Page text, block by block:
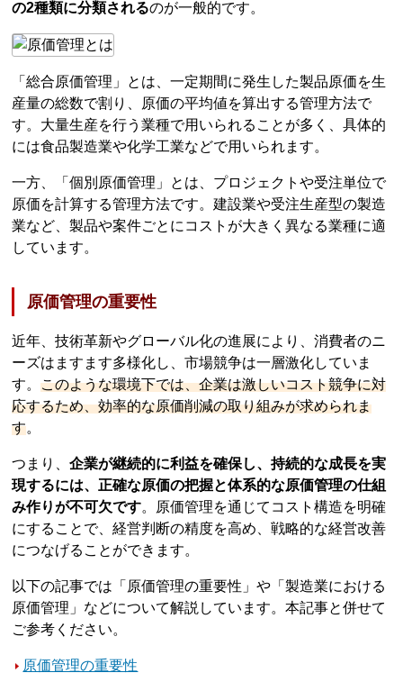
の2種類に分類されるのが一般的です。
「総合原価管理」とは、一定期間に発生した製品原価を生
産量の総数で割り、原価の平均値を算出する管理方法で
す。大量生産を行う業種で用いられることが多く、具体的
には食品製造業や化学工業などで用いられます。
一方、「個別原価管理」とは、プロジェクトや受注単位で
原価を計算する管理方法です。建設業や受注生産型の製造
業など、製品や案件ごとにコストが大きく異なる業種に適
しています。
原価管理の重要性
近年、技術革新やグローバル化の進展により、消費者のニ
ーズはますます多様化し、市場競争は一層激化していま
す。このような環境下では、企業は激しいコスト競争に対
応するため、効率的な原価削減の取り組みが求められま
す。
つまり、企業が継続的に利益を確保し、持続的な成長を実
現するには、正確な原価の把握と体系的な原価管理の仕組
み作りが不可欠です。原価管理を通じてコスト構造を明確
にすることで、経営判断の精度を高め、戦略的な経営改善
につなげることができます。
以下の記事では「原価管理の重要性」や「製造業における
原価管理」などについて解説しています。本記事と併せて
ご参考ください。
原価管理の重要性